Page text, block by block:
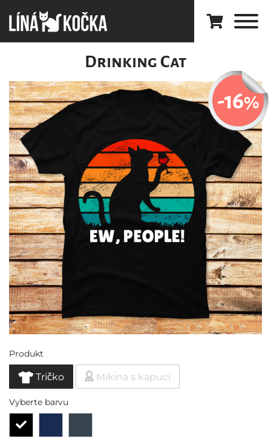
Drinking Cat
-16%
Produkt
Tričko Mikina s kapucí
Vyberte barvu